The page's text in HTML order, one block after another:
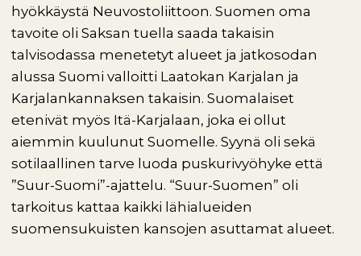
hyökkäystä Neuvostoliittoon. Suomen oma
tavoite oli Saksan tuella saada takaisin
talvisodassa menetetyt alueet ja jatkosodan
alussa Suomi valloitti Laatokan Karjalan ja
Karjalankannaksen takaisin. Suomalaiset
etenivät myös Itä-Karjalaan, joka ei ollut
aiemmin kuulunut Suomelle. Syynä oli sekä
sotilaallinen tarve luoda puskurivyöhyke että
”Suur-Suomi”-ajattelu. “Suur-Suomen” oli
tarkoitus kattaa kaikki lähialueiden
suomensukuisten kansojen asuttamat alueet.